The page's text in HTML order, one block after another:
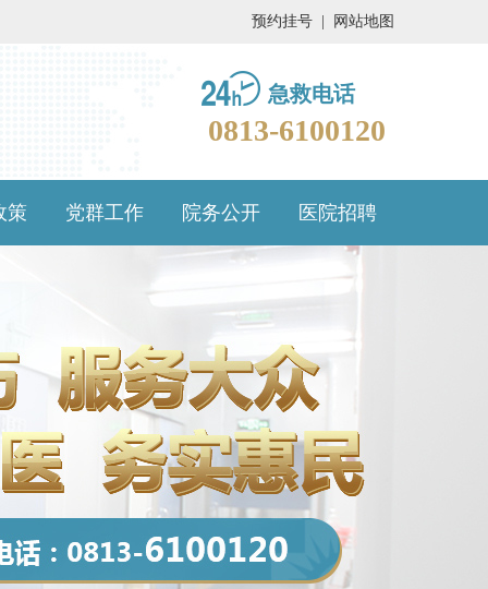
预约挂号 网站地图
急救电话
0813-6100120
策 党群工作 院务公开 医院招聘